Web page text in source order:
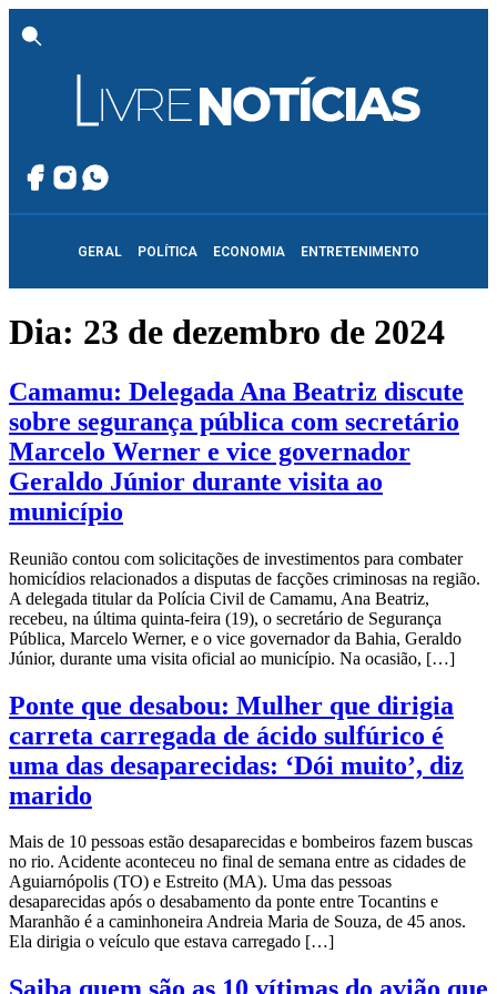
GERAL POLÍTICA ECONOMIA ENTRETENIMENTO
Dia: 23 de dezembro de 2024
Camamu: Delegada Ana Beatriz discute
sobre segurança pública com secretário
Marcelo Werner e vice governador
Geraldo Júnior durante visita ao
município
Reunião contou com solicitações de investimentos para combater
homicídios relacionados a disputas de facções criminosas na região.
A delegada titular da Polícia Civil de Camamu, Ana Beatriz,
recebeu, na última quinta-feira (19), o secretário de Segurança
Pública, Marcelo Werner, e o vice governador da Bahia, Geraldo
Júnior, durante uma visita oficial ao município. Na ocasião, […]
Ponte que desabou: Mulher que dirigia
carreta carregada de ácido sulfúrico é
uma das desaparecidas: ‘Dói muito’, diz
marido
Mais de 10 pessoas estão desaparecidas e bombeiros fazem buscas
no rio. Acidente aconteceu no final de semana entre as cidades de
Aguiarnópolis (TO) e Estreito (MA). Uma das pessoas
desaparecidas após o desabamento da ponte entre Tocantins e
Maranhão é a caminhoneira Andreia Maria de Souza, de 45 anos.
Ela dirigia o veículo que estava carregado […]